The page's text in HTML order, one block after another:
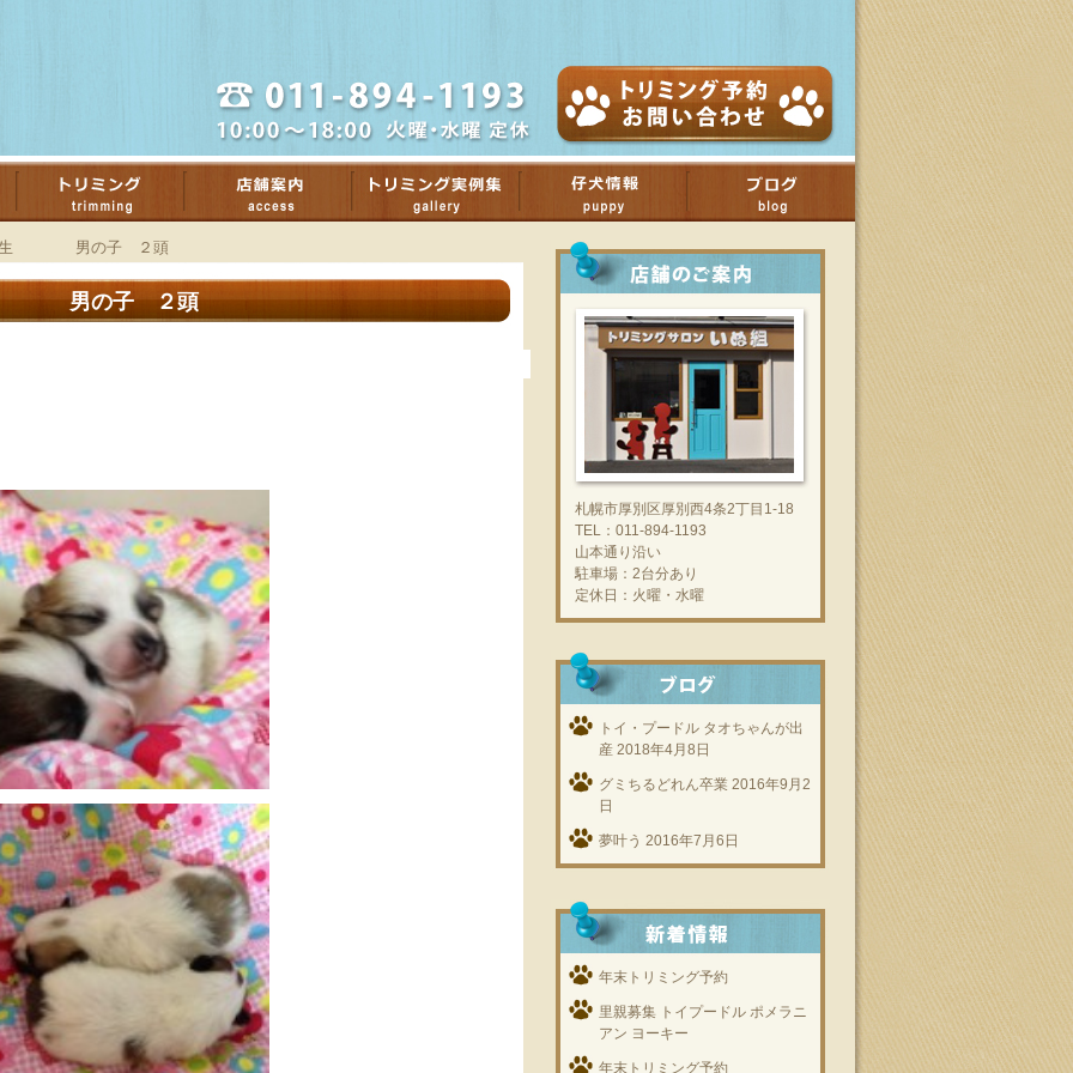
生 男の子 ２頭
男の子 ２頭
札幌市厚別区厚別西4条2丁目1-18
TEL：011-894-1193
山本通り沿い
駐車場：2台分あり
定休日：火曜・水曜
トイ・プードル タオちゃんが出
産 2018年4月8日
グミちるどれん卒業 2016年9月2
日
夢叶う 2016年7月6日
年末トリミング予約
里親募集 トイプードル ポメラニ
アン ヨーキー
年末トリミング予約